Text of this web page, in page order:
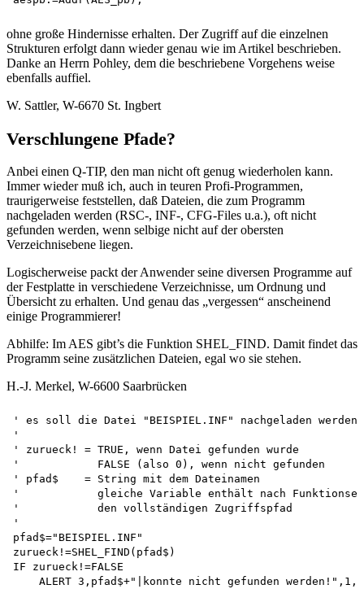
ohne große Hindernisse erhalten. Der Zugriff auf die einzelnen
Strukturen erfolgt dann wieder genau wie im Artikel beschrieben.
Danke an Herrn Pohley, dem die beschriebene Vorgehens weise
ebenfalls auffiel.
W. Sattler, W-6670 St. Ingbert
Verschlungene Pfade?
Anbei einen Q-TIP, den man nicht oft genug wiederholen kann.
Immer wieder muß ich, auch in teuren Profi-Programmen,
traurigerweise feststellen, daß Dateien, die zum Programm
nachgeladen werden (RSC-, INF-, CFG-Files u.a.), oft nicht
gefunden werden, wenn selbige nicht auf der obersten
Verzeichnisebene liegen.
Logischerweise packt der Anwender seine diversen Programme auf
der Festplatte in verschiedene Verzeichnisse, um Ordnung und
Übersicht zu erhalten. Und genau das „vergessen“ anscheinend
einige Programmierer!
Abhilfe: Im AES gibt’s die Funktion SHEL_FIND. Damit findet das
Programm seine zusätzlichen Dateien, egal wo sie stehen.
H.-J. Merkel, W-6600 Saarbrücken
' es soll die Datei "BEISPIEL.INF" nachgeladen werden
'
' zurueck! = TRUE, wenn Datei gefunden wurde
'            FALSE (also 0), wenn nicht gefunden
' pfad$    = String mit dem Dateinamen
'            gleiche Variable enthält nach
'            den vollständigen Zugriffspfad
'
pfad$="BEISPIEL.INF"
zurueck!=SHEL_FIND(pfad$)
IF zurueck!=FALSE
ALERT 3,pfad$+"|konnte nicht gefunden